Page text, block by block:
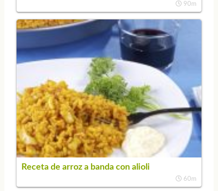
90m
Receta de arroz a banda con alioli
60m